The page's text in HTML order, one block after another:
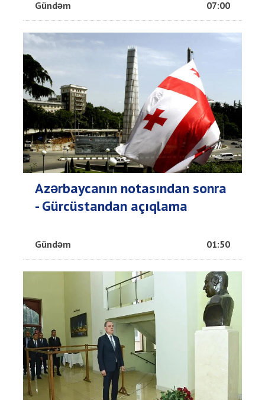
Gündəm 07:00
Azərbaycanın notasından sonra
- Gürcüstandan açıqlama
Gündəm 01:50